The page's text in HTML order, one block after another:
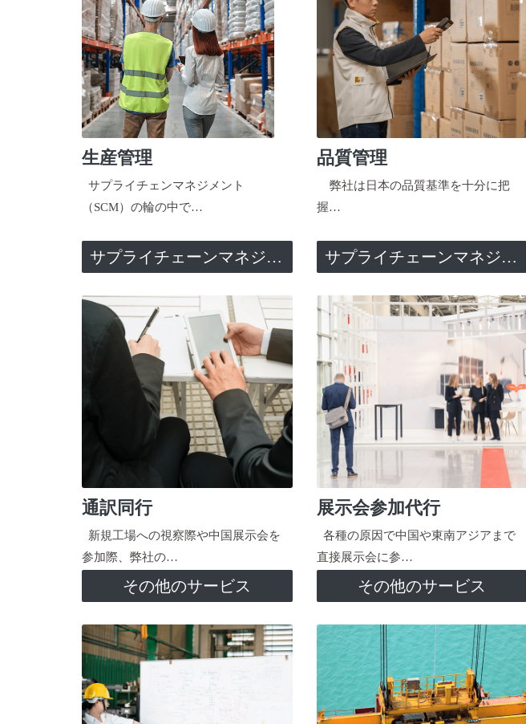
生産管理
サプライチェンマネジメント
（SCM）の輪の中で…
サプライチェーンマネジメント
品質管理
弊社は日本の品質基準を十分に把
握…
サプライチェーンマネジメント
通訳同行
新規工場への視察際や中国展示会を
参加際、弊社の…
その他のサービス
展示会参加代行
各種の原因で中国や東南アジアまで
直接展示会に参…
その他のサービス